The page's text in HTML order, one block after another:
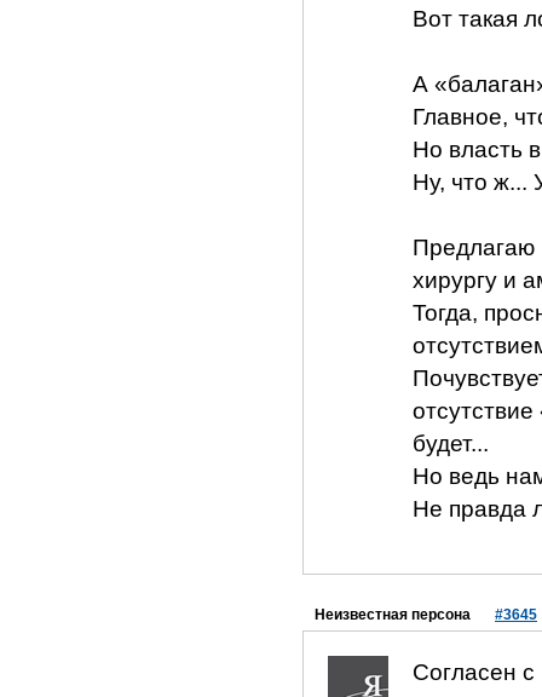
Вот такая
А
Главное,
Но власть
Ну, что ж...
Предлагаю
хирургу и
Тогда,
будет...
Но ведь
Не правда
Неизвестная персона #3645
Согласен